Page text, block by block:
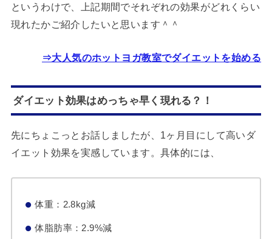
というわけで、上記期間でそれぞれの効果がどれくらい
現れたかご紹介したいと思います＾＾
⇒大人気のホットヨガ教室でダイエットを始める
ダイエット効果はめっちゃ早く現れる？！
先にちょこっとお話しましたが、1ヶ月目にして高いダ
イエット効果を実感しています。具体的には、
体重：2.8kg減
体脂肪率：2.9%減